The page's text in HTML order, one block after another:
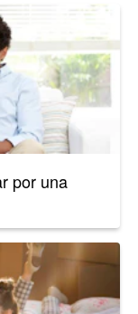
por una